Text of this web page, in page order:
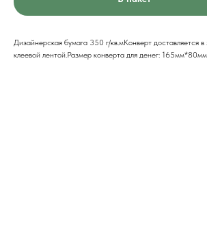
Дизайнерская бумага 350 г/кв.мКонверт доставляется
клеевой лентой.Размер конверта для денег: